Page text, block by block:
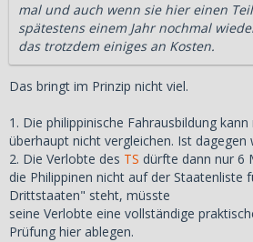
mal und auch wenn sie hier einen
spätestens einem Jahr nochmal
das trotzdem einiges an Kosten.
Das bringt im Prinzip nicht viel.
1. Die philippinische Fahrausbildung
überhaupt nicht vergleichen. Ist dagegen
2. Die Verlobte des TS dürfte dann nur 6
die Philippinen nicht auf der Staatenliste
Drittstaaten" steht, müsste
seine Verlobte eine vollständige
Prüfung hier ablegen.